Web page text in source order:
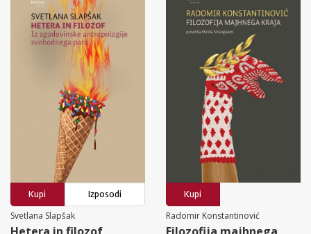
Kupi
Izposodi
Svetlana Slapšak
Kupi
Radomir Konstantinović